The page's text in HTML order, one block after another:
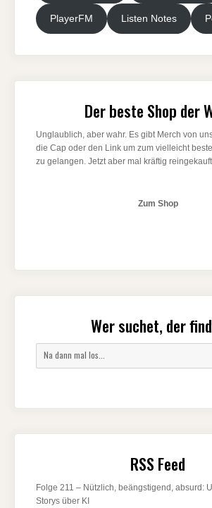
PlayerFM Listen Notes
Der beste Shop der
Unglaublich, aber wahr. Es gibt Merch von
die Cap oder den Link um zum vielleicht
zu gelangen. Jetzt aber mal kräftig
Zum Shop
Wer suchet, der
RSS Feed
Folge 211 – Nützlich, beängstigend, absurd:
Storys über KI